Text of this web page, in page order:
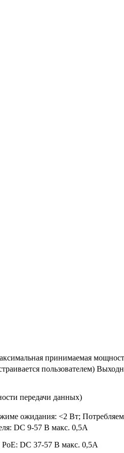
принимаемая
пользователем)
передачи данных)
ожидания: <2 Вт;
DC 9-57 В макс. 0,5A
PoE: DC 37-57 В макс. 0,5A